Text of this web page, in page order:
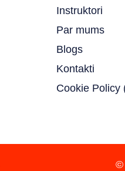
Instruktori
Par mums
Blogs
Kontakti
Cookie Policy
©